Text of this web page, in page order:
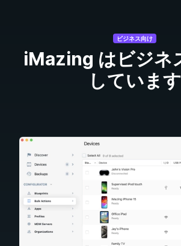
ビジネス向け
iMazing はビジネ
しています